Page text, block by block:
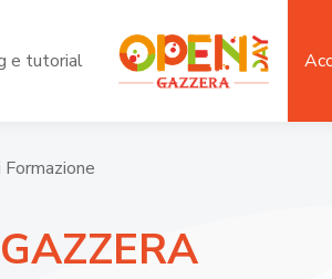
e tutorial
Formazione
GAZZERA